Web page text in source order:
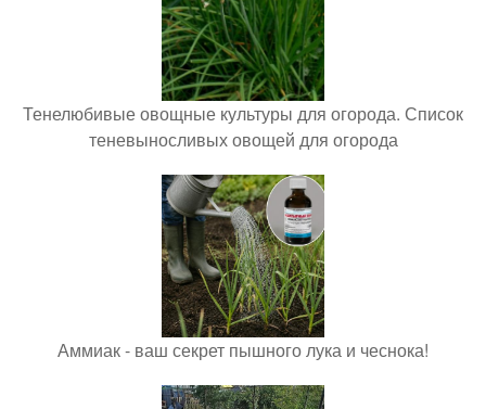
Тенелюбивые овощные культуры для огорода. Список
теневыносливых овощей для огорода
Аммиак - ваш секрет пышного лука и чеснока!